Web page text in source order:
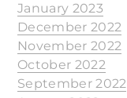
January 2023
December 2022
November 2022
October 2022
September 2022